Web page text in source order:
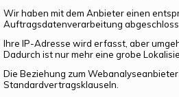
Wir haben mit dem Anbieter einen
Auftragsdatenverarbeitung
Ihre IP-Adresse wird erfasst, aber
Dadurch ist nur mehr eine grobe
Die Beziehung zum
Standardvertragsklauseln.